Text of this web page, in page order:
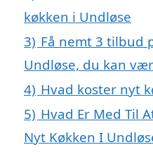
køkken i Undløse
3) Få nemt 3 tilbud
Undløse, du kan
4) Hvad koster nyt
5) Hvad Er Med Til
Nyt Køkken I